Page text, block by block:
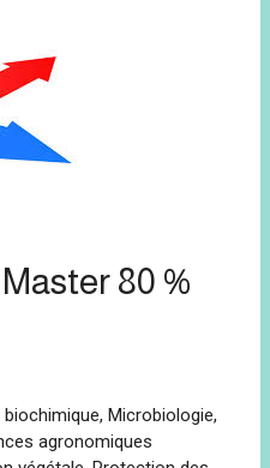
80 %
Microbiologie,
agronomiques